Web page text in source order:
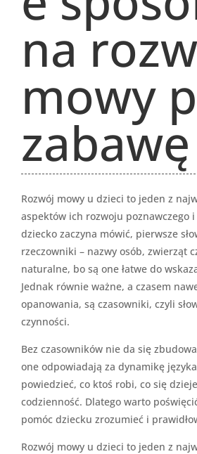
na
mowy
zabawę
Rozwój mowy u dzieci to jeden z
aspektów ich rozwoju poznawczego i
dziecko zaczyna mówić, pierwsze
rzeczowniki – nazwy osób, zwierząt
naturalne, bo są one łatwe do
Jednak równie ważne, a czasem
opanowania, są czasowniki, czyli
czynności.
Bez czasowników nie da się
one odpowiadają za dynamikę
powiedzieć, co ktoś robi, co się
codzienność. Dlatego warto
pomóc dziecku zrozumieć i
Rozwój mowy u dzieci to jeden z